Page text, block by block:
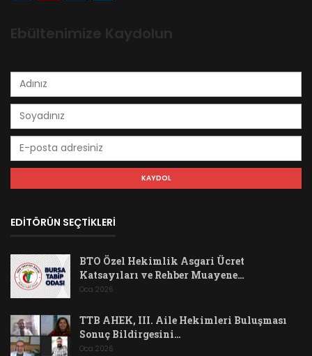
Ebültenimize Kaydolun
EDİTÖRÜN SEÇTİKLERİ
BTO Özel Hekimlik Asgari Ücret
Katsayıları ve Rehber Muayene…
Oca 2026
TTB AHEK, III. Aile Hekimleri Buluşması
Sonuç Bildirgesini…
Oca 2026